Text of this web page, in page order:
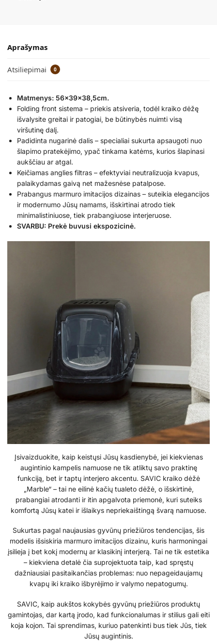
Aprašymas
Atsiliepimai 0
Matmenys: 56x39x38,5cm.
Folding front sistema – priekis atsiveria, todėl kraiko dėžę
išvalysite greitai ir patogiai, be būtinybės nuimti visą
viršutinę dalį.
Padidinta nugarinė dalis – specialiai sukurta apsaugoti nuo
šlapimo pratekėjimo, ypač tinkama katėms, kurios šlapinasi
aukščiau ar atgal.
Keičiamas anglies filtras – efektyviai neutralizuoja kvapus,
palaikydamas gaivą net mažesnėse patalpose.
Prabangus marmuro imitacijos dizainas – suteikia elegancijos
ir modernumo Jūsų namams, išskirtinai atrodo tiek
minimalistiniuose, tiek prabangiuose interjeruose.
SVARBU: Prekė buvusi ekspozicinė.
Įsivaizduokite, kaip keistųsi Jūsų kasdienybė, jei kiekvienas
augintinio kampelis namuose ne tik atliktų savo praktinę
funkciją, bet ir taptų interjero akcentu. SAVIC kraiko dėžė
„Marble“ – tai ne eilinė kačių tualeto dėžė, o išskirtinė,
prabangiai atrodanti ir itin apgalvota priemonė, kuri suteiks
komfortą Jūsų katei ir išlaikys nepriekaištingą švarą namuose.
Sukurtas pagal naujausias gyvūnų priežiūros tendencijas, šis
modelis išsiskiria marmuro imitacijos dizainu, kuris harmoningai
įsilieja į bet kokį modernų ar klasikinį interjerą. Tai ne tik estetika
– kiekviena detalė čia suprojektuota taip, kad spręstų
dažniausiai pasitaikančias problemas: nuo nepageidaujamų
kvapų iki kraiko išbyrėjimo ir valymo nepatogumų.
SAVIC, kaip aukštos kokybės gyvūnų priežiūros produktų
gamintojas, dar kartą įrodo, kad funkcionalumas ir stilius gali eiti
koja kojon. Tai sprendimas, kuriuo patenkinti bus tiek Jūs, tiek
Jūsų augintinis.